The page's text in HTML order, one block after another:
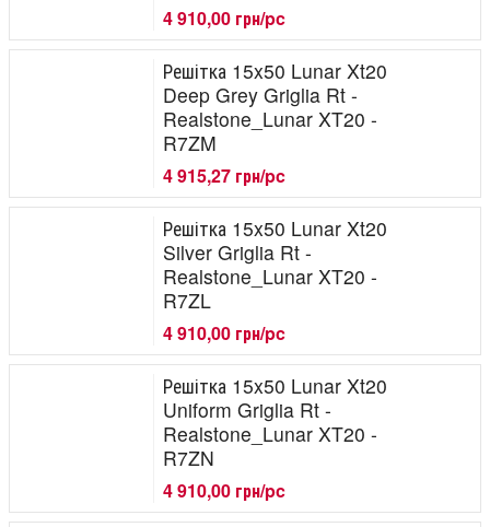
4 910,00 грн/pc
Решітка 15x50 Lunar Xt20
Deep Grey Griglia Rt -
Realstone_Lunar XT20 -
R7ZM
4 915,27 грн/pc
Решітка 15x50 Lunar Xt20
Silver Griglia Rt -
Realstone_Lunar XT20 -
R7ZL
4 910,00 грн/pc
Решітка 15x50 Lunar Xt20
Uniform Griglia Rt -
Realstone_Lunar XT20 -
R7ZN
4 910,00 грн/pc